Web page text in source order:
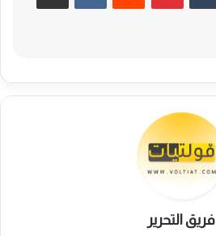
فريق التحرير